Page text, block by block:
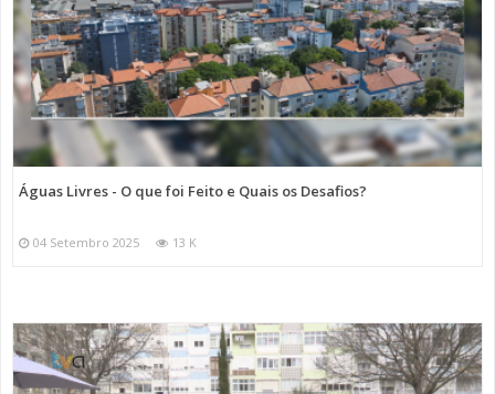
Águas Livres - O que foi Feito e Quais os Desafios?
04 Setembro 2025 13 K